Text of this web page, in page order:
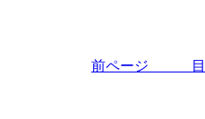
前ページ